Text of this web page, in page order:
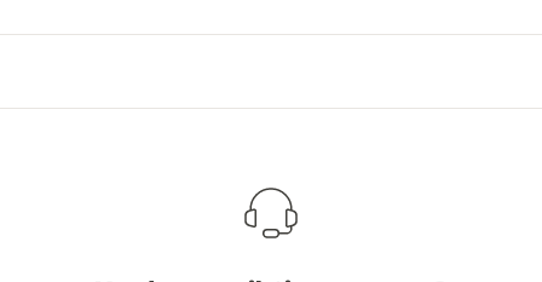
Bu ürüne benzer farklı alternatifler olmalı.